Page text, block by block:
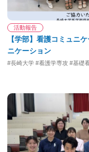
活動報告
【学部】看護コミュニ
ニケーション
#長崎大学 #看護学専攻 #基礎